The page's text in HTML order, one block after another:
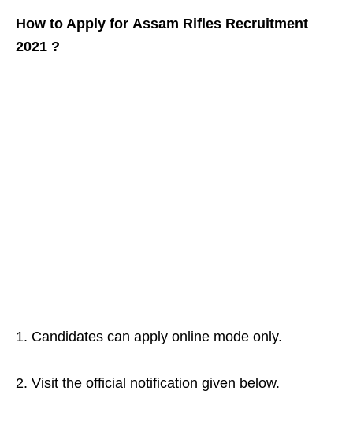
How to Apply for Assam Rifles Recruitment
2021 ?
1. Candidates can apply online mode only.
2. Visit the official notification given below.